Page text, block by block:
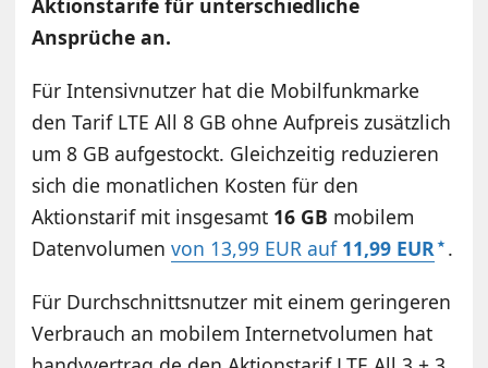
Ansprüche an.
Für Intensivnutzer hat die Mobilfunkmarke
den Tarif LTE All 8 GB ohne Aufpreis zusätzlich
um 8 GB aufgestockt. Gleichzeitig reduzieren
sich die monatlichen Kosten für den
Aktionstarif mit insgesamt 16 GB mobilem
Datenvolumenvon 13,99 EUR auf 11,99 EUR .
Für Durchschnittsnutzer mit einem geringeren
Verbrauch an mobilem Internetvolumen hat